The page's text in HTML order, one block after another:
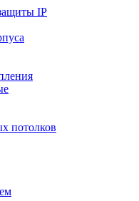
IP
потолков